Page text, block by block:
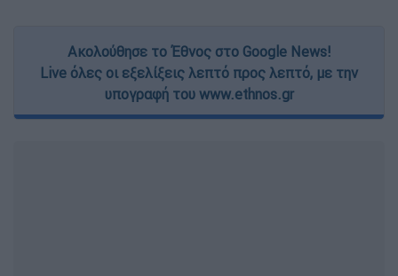
Ακολούθησε το Έθνος στο Google News!
Live όλες οι εξελίξεις λεπτό προς λεπτό, με την
υπογραφή του www.ethnos.gr